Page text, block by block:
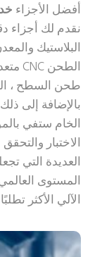
أفضل الأجزاء
نقدم لك أجزاء
البلاستيك
طحن السطح ،
بالإضافة إلى
الخام ستفي
الاختبار
العديدة التي
المستوى
الآلي الأكثر